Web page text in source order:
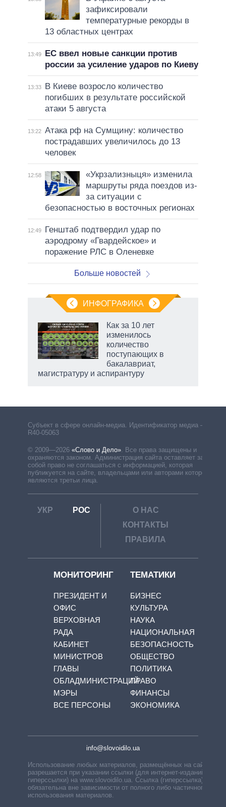
зафиксировали
температурные рекорды в
13 областных центрах
13:49
ЕС ввел новые санкции против
россии за усиление ударов по Киеву
13:33
В Киеве возросло количество
погибших в результате российской
атаки 5 августа
13:22 Атака рф на Сумщину: количество
пострадавших увеличилось до 13
человек
12:58
«Укрзализныця» изменила
маршруты ряда поездов из-
за ситуации с
безопасностью в восточных регионах
12:49
Генштаб подтвердил удар по
аэродрому «Гвардейское» и
поражение РЛС в Оленевке
Больше новостей
ИНФОГРАФИКА
Как за 10 лет
изменилось
количество
поступающих в
бакалавриат,
магистратуру и аспирантуру
Субъект в сфере онлайн-медиа. Идентификатор медиа –
R40-05063
© 2009—2026 «Слово и Дело». Все права защищены и
охраняются законом. Администрация сайта оставляет за
собой право не соглашаться с информацией, которая
публикуется на сайте, владельцами или авторами которой
являются третьи лица.
УКР РОС
О НАС
КОНТАКТЫ
ПРАВИЛА
МОНИТОРИНГ
ПРЕЗИДЕНТ И
ОФИС
ВЕРХОВНАЯ
РАДА
КАБИНЕТ
МИНИСТРОВ
ГЛАВЫ
ОБЛАДМИНИСТРАЦИЙ
МЭРЫ
ВСЕ ПЕРСОНЫ
ТЕМАТИКИ
БИЗНЕС
КУЛЬТУРА
НАУКА
НАЦИОНАЛЬНАЯ
БЕЗОПАСНОСТЬ
ОБЩЕСТВО
ПОЛИТИКА
ПРАВО
ФИНАНСЫ
ЭКОНОМИКА
info@slovoidilo.ua
Использование любых материалов, размещённых на сайте,
разрешается при указании ссылки (для интернет-изданий —
гиперссылки) на www.slovoidilo.ua. Ссылка (гиперссылка)
обязательна вне зависимости от полного либо частичного
использования материалов.